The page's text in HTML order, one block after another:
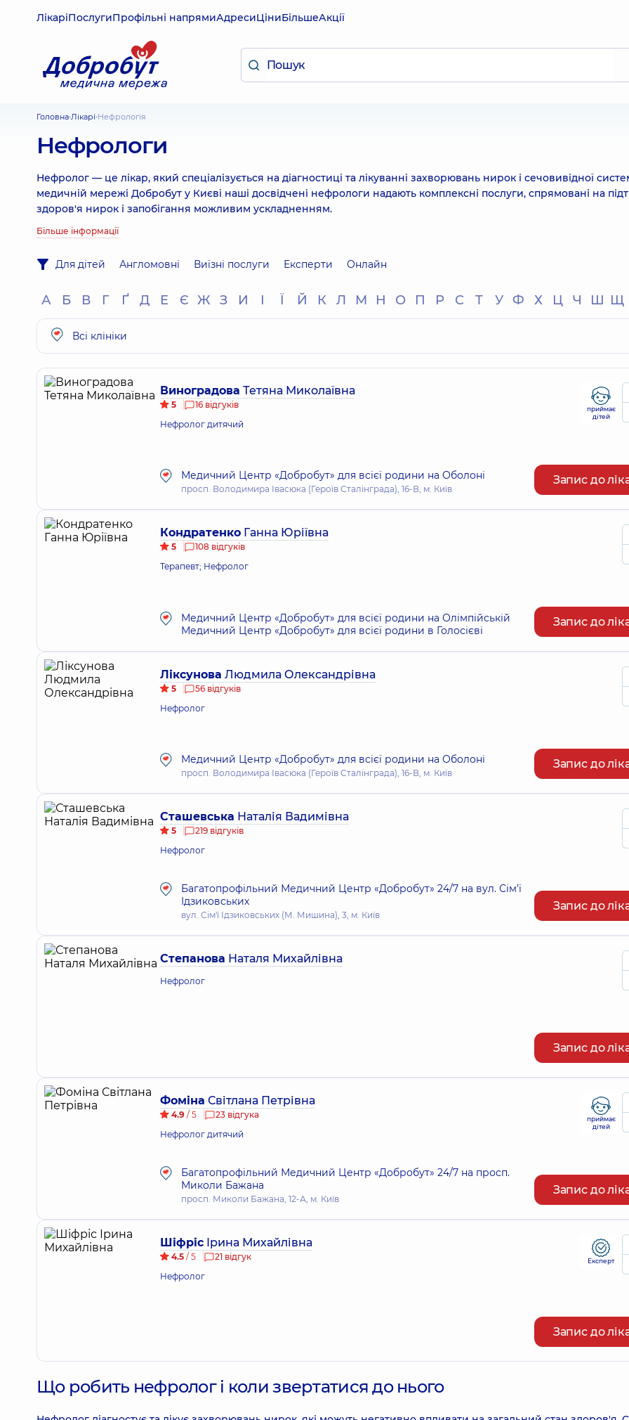
ЛікаріПослугиПрофільні напрямиАдресиЦіниБільшеАкції
Головна Лікарі Нефрологія
Нефрологи
Нефролог — це лікар, який спеціалізується на діагностиці та лікуванні захворювань нирок і сечовивідної
медичній мережі Добробут у Києві наші досвідчені нефрологи надають комплексні послуги, спрямовані на
здоров'я нирок і запобігання можливим ускладненням.
Більше інформації
Для дітей Англомовні Виїзні послуги Експерти Онлайн
А Б В Г Ґ Д Е Є Ж З И І Ї Й К Л М Н О П Р С Т У Ф Х Ц Ч Ш Щ
Всі клініки
Виноградова Тетяна Миколаївна
5
16 відгуків
Нефролог дитячий
Медичний Центр «Добробут» для всієї родини на Оболоні
просп. Володимира Івасюка (Героїв Сталінграда), 16-В, м. Київ
приймає
дітей
Запис до
Кондратенко Ганна Юріївна
5
108 відгуків
Терапевт; Нефролог
Медичний Центр «Добробут» для всієї родини на Олімпійській
Медичний Центр «Добробут» для всієї родини в Голосієві
Запис до
Ліксунова Людмила Олександрівна
5
56 відгуків
Нефролог
Медичний Центр «Добробут» для всієї родини на Оболоні
просп. Володимира Івасюка (Героїв Сталінграда), 16-В, м. Київ
Запис до
Сташевська Наталія Вадимівна
5
219 відгуків
Нефролог
Багатопрофільний Медичний Центр «Добробут» 24/7 на вул. Сім’ї
Ідзиковських
вул. Сім'ї Ідзиковських (М. Мишина), 3, м. Київ
Запис до
Степанова Наталя Михайлівна
Нефролог
Запис до
Фоміна Світлана Петрівна
4.9 / 5
23 відгука
Нефролог дитячий
Багатопрофільний Медичний Центр «Добробут» 24/7 на просп.
Миколи Бажана
просп. Миколи Бажана, 12-А, м. Київ
приймає
дітей
Запис до
Шіфріс Ірина Михайлівна
4.5 / 5
21 відгук
Нефролог
Експерт
Запис до
Що робить нефролог і коли звертатися до нього